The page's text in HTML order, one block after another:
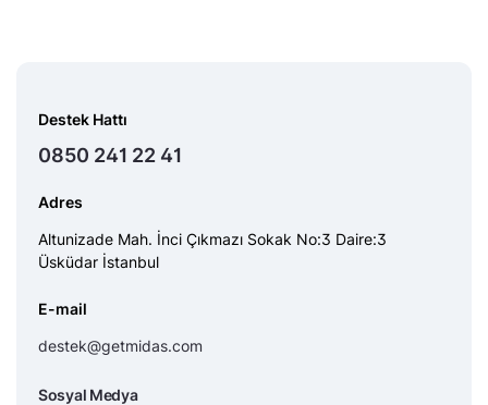
Destek Hattı
0850 241 22 41
Adres
Altunizade Mah. İnci Çıkmazı Sokak No:3 Daire:3
Üsküdar İstanbul
E-mail
destek@getmidas.com
Sosyal Medya